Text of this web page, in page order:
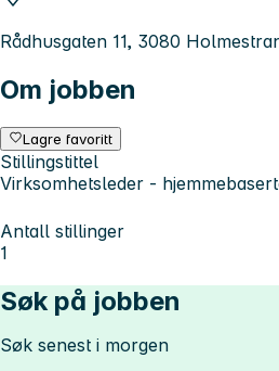
Rådhusgaten 11, 3080
Om jobben
Lagre favoritt
Stillingstittel
Virksomhetsleder -
Antall stillinger
1
Søk på jobben
Søk senest i morgen